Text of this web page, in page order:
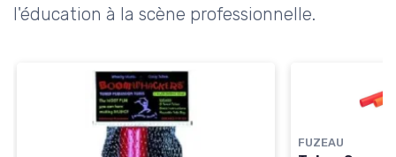
l'éducation à la scène professionnelle.
FUZEAU